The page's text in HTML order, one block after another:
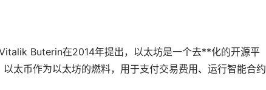
Buterin在2014年提出，以太坊是一个去**化的开源平
太币作为以太坊的燃料，用于支付交易费用、运行智能合约